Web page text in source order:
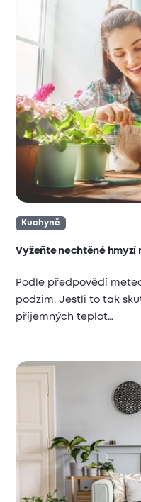
Kuchyně
Vyžeňte nechtěné hmyzí
Podle předpovědí
podzim. Jestli to tak
příjemných teplot…